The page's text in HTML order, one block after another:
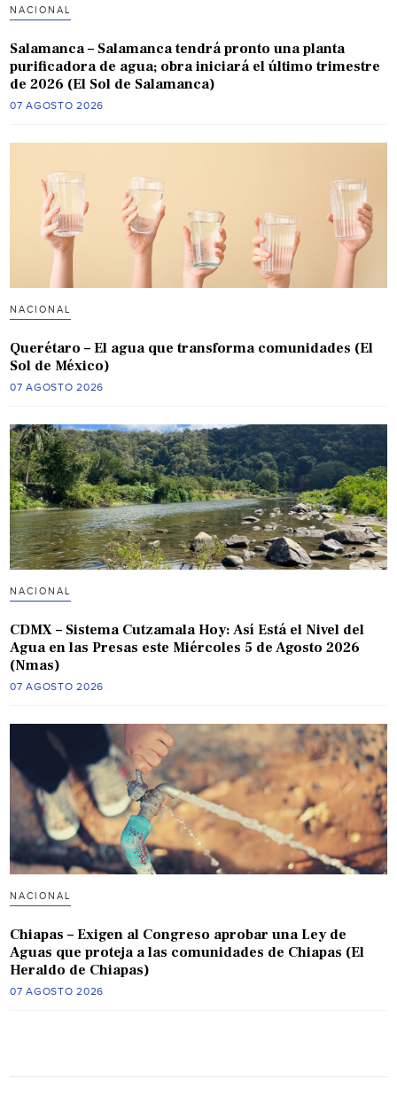
NACIONAL
Salamanca – Salamanca tendrá pronto una planta
purificadora de agua; obra iniciará el último trimestre
de 2026 (El Sol de Salamanca)
07 AGOSTO 2026
NACIONAL
Querétaro – El agua que transforma comunidades (El
Sol de México)
07 AGOSTO 2026
NACIONAL
CDMX – Sistema Cutzamala Hoy: Así Está el Nivel del
Agua en las Presas este Miércoles 5 de Agosto 2026
(Nmas)
07 AGOSTO 2026
NACIONAL
Chiapas – Exigen al Congreso aprobar una Ley de
Aguas que proteja a las comunidades de Chiapas (El
Heraldo de Chiapas)
07 AGOSTO 2026